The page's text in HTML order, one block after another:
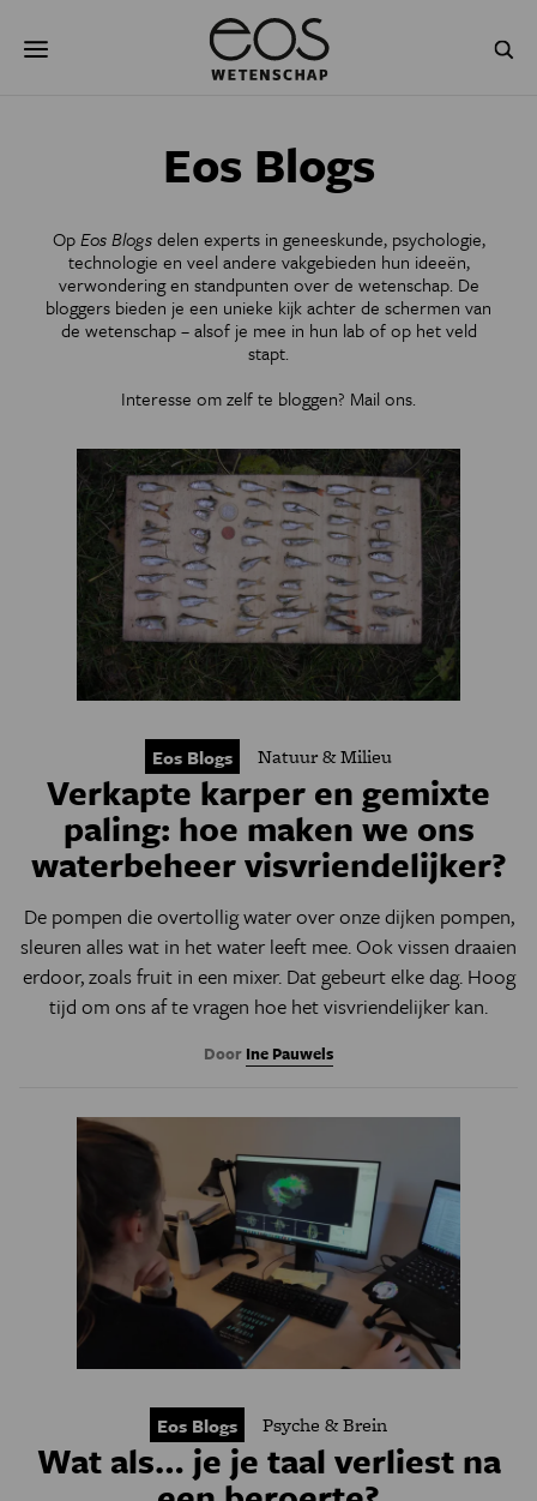
naar
GEZONDHEID
NATUURWETENSCHAPPEN GESCHIEDENIS
PSYCHE & BREIN BLOGS
Eos Blogs
OpEos Blogsdelen experts in geneeskunde, psychologie,
technologie en veel andere vakgebieden hun ideeën,
verwondering en standpunten over de wetenschap. De
bloggers bieden je een unieke kijk achter de schermen van
de wetenschap – alsof je mee in hun lab of op het veld
stapt.
Interesse om zelf te bloggen? Mail ons.
Eos Blogs Natuur & Milieu
Verkapte karper en gemixte
paling: hoe maken we ons
waterbeheer visvriendelijker?
De pompen die overtollig water over onze dijken pompen,
sleuren alles wat in het water leeft mee. Ook vissen draaien
erdoor, zoals fruit in een mixer. Dat gebeurt elke dag. Hoog
tijd om ons af te vragen hoe het visvriendelijker kan.
Door Ine Pauwels
Eos Blogs Psyche & Brein
Wat als… je je taal verliest na